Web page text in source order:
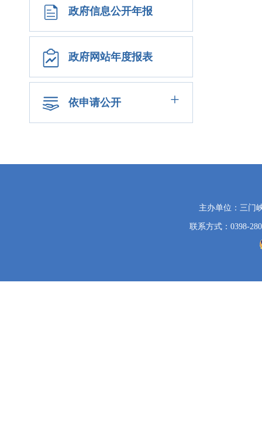
政府信息公开年报
政府网站年度报表
依申请公开 +
主办单位：三门
联系方式：0398-